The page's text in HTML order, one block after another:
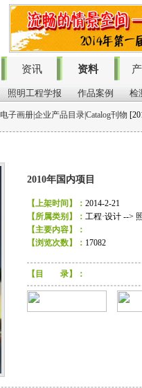
资讯 资料
照明工程学报 作品案例 检
电子画册|企业产品目录|Catalog刊物
2010年国内项目
【上架时间】： 2014-2-21
【所属类别】： 工程·设计 -->
【主要内容】：
【浏览次数】： 17082
【目 录】：